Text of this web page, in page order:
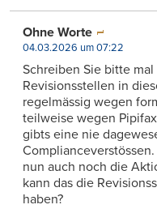
Ohne Worte
04.03.2026 um 07:22
Schreiben Sie bitte
Revisionsstellen in
regelmässig wegen
teilweise wegen
gibts eine nie
nun auch noch die
kann das die
haben?